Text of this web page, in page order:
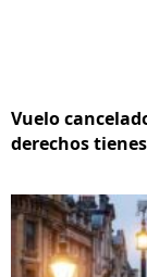
Vuelo
derechos tienes